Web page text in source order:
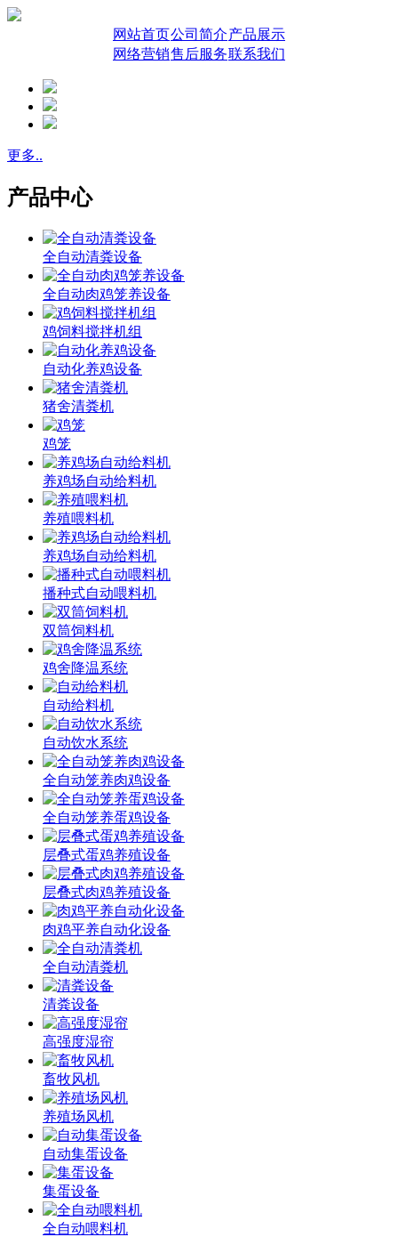
网站首页公司简介产品展示
网络营销售后服务联系我们
更多..
产品中心
全自动清粪设备
全自动肉鸡笼养设备
鸡饲料搅拌机组
自动化养鸡设备
猪舍清粪机
鸡笼
养鸡场自动给料机
养殖喂料机
养鸡场自动给料机
播种式自动喂料机
双筒饲料机
鸡舍降温系统
自动给料机
自动饮水系统
全自动笼养肉鸡设备
全自动笼养蛋鸡设备
层叠式蛋鸡养殖设备
层叠式肉鸡养殖设备
肉鸡平养自动化设备
全自动清粪机
清粪设备
高强度湿帘
畜牧风机
养殖场风机
自动集蛋设备
集蛋设备
全自动喂料机